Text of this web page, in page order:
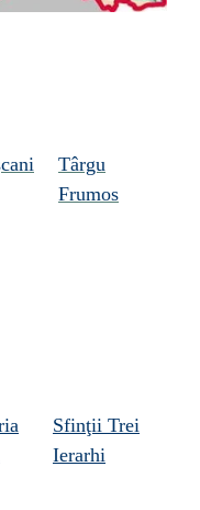
Târgu
Frumos
Sfinţii Trei
Ierarhi